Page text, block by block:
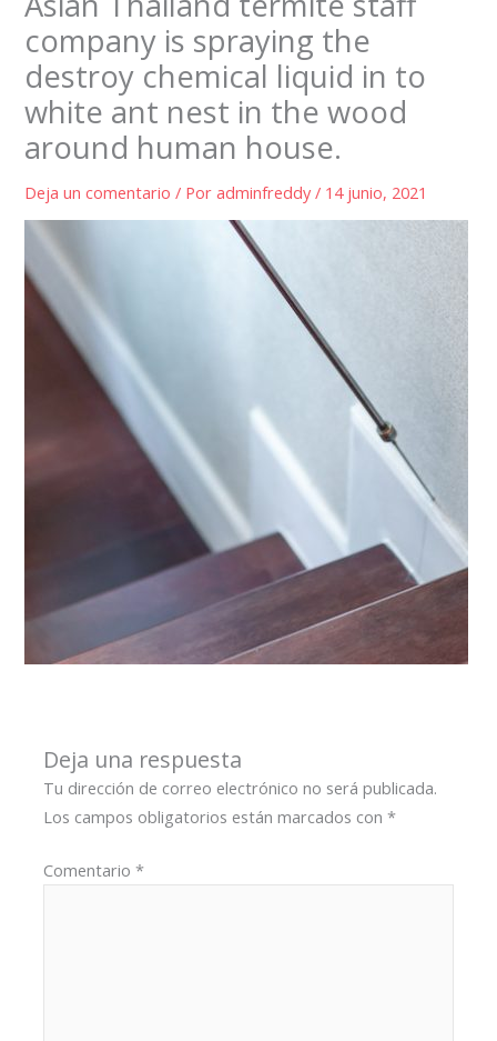
company is spraying the
destroy chemical liquid in to
white ant nest in the wood
around human house.
Deja un comentario / Poradminfreddy/ 14 junio, 2021
Deja una respuesta
Tu dirección de correo electrónico no será publicada.
Los campos obligatorios están marcados con*
Comentario*